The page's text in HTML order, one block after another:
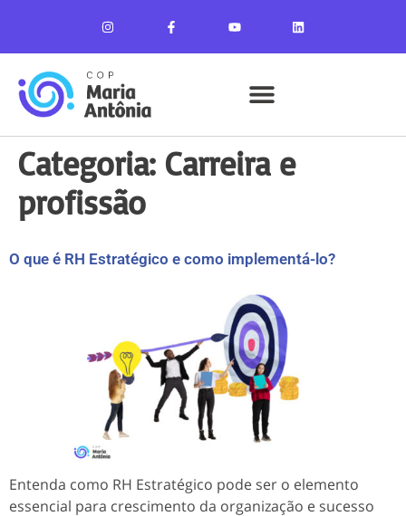
Categoria: Carreira e
profissão
O que é RH Estratégico e como implementá-lo?
Entenda como RH Estratégico pode ser o elemento
essencial para crescimento da organização e sucesso